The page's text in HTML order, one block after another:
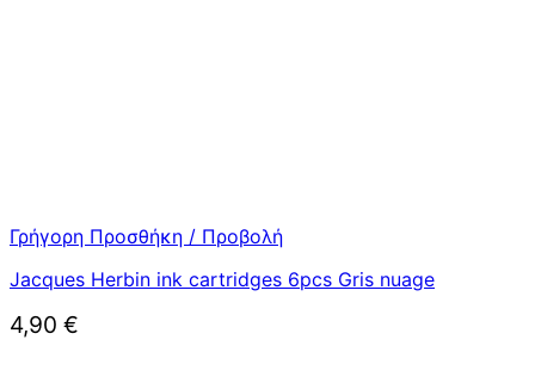
Γρήγορη Προσθήκη / Προβολή
Jacques Herbin ink cartridges 6pcs Gris nuage
4,90 €